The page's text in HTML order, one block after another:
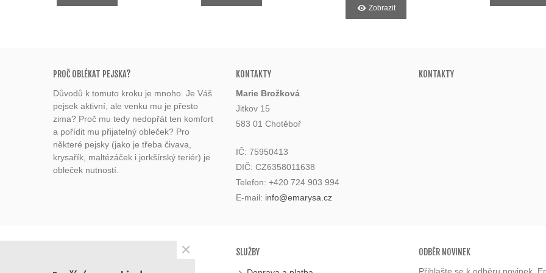
Zobrazit
PROČ OBLÉKAT PEJSKA?
Důvodů k tomuto kroku je mnoho. Je Váš
pejsek aktivní, ale venku mu je přesto
zima? Proč mu tedy nedopřát ten komfort
a pořídit mu přijatelný obleček? Pro
některé pejsky (jako je třeba čivava,
krysařík, maltézáček i jorkšírský teriér) je
obleček nutností.
KONTAKTY
Marie Brožková
Jitkov 15
583 01 Chotěboř
IČ: 75950413
DIČ: CZ6358011638
Telefon: +420 724 903 994
E-mail: info@emarysa.cz
KONTAKTY
SLUŽBY ODBĚR NOVINEK
×